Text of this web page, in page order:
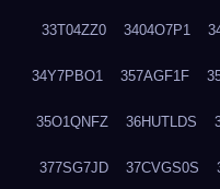
33T04ZZ0 3404O7P1
34Y7PBO1 357AGF1F
35O1QNFZ 36HUTLDS
377SG7JD 37CVGS0S